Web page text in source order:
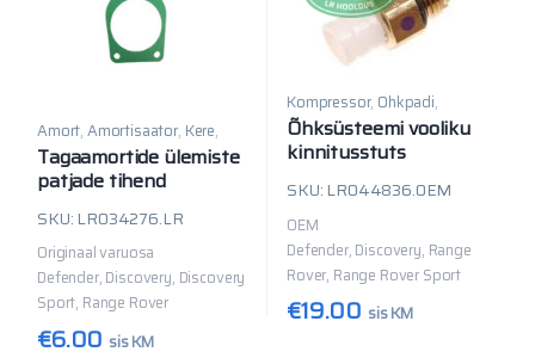
Amort,Amortisaator, Kere,
Sillaosad
Tagaamortide ülemiste
patjade tihend
SKU: LR034276.LR
Originaal varuosa
Defender, Discovery, Discovery
Sport, Range Rover
€6.00 sis KM
Kompressor, Õhkpadi,
Sillaosad,Toru
Õhksüsteemi vooliku
kinnitusstuts
SKU: LR044836.OEM
OEM
Defender, Discovery, Range
Rover, Range Rover Sport
€19.00 sis KM